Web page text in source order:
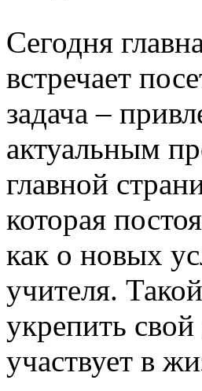
Сегодня
встречает
задача –
актуальным
главной
которая
как о новых
учителя.
укрепить
участвует в